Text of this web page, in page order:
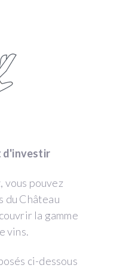
d'investir
vous pouvez
du Château
la gamme
vins.
ci-dessous